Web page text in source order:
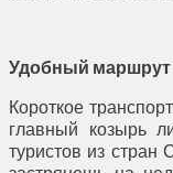
Удобный маршрут
Короткое
главный козырь
туристов из